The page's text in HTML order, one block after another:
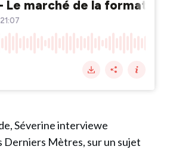
Séverine interviewe
Derniers Mètres, sur un sujet